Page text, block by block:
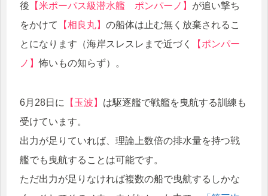
後 【米ポーパス級潜水艦 ポンパーノ】 が追い撃ち
をかけて
【相良丸】 の船体は止む無く放棄されるこ
とになります（海岸スレスレまで近づく
【ポンパー
ノ】怖いもの知らず）。
6月28日に 【玉波】 は駆逐艦で戦艦を曳航する訓練も
受けています。
出力が足りていれば、理論上数倍の排水量を持つ戦
艦でも曳航することは可能です。
ただ出力が足りなければ複数の船で曳航するしかな